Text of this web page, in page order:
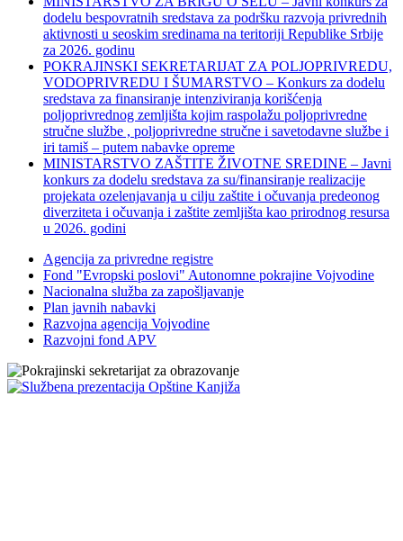
dodelu bespovratnih sredstava za podršku razvoja privrednih
aktivnosti u seoskim sredinama na teritoriji Republike Srbije
za 2026. godinu
POKRAJINSKI SEKRETARIJAT ZA POLJOPRIVREDU,
VODOPRIVREDU I ŠUMARSTVO – Konkurs za dodelu
sredstava za finansiranje intenziviranja korišćenja
poljoprivrednog zemljišta kojim raspolažu poljoprivredne
stručne službe , poljoprivredne stručne i savetodavne službe i
iri tamiš ‒ putem nabavke opreme
MINISTARSTVO ZAŠTITE ŽIVOTNE SREDINE – Javni
konkurs za dodelu sredstava za su/finansiranje realizacije
projekata ozelenjavanja u cilju zaštite i očuvanja predeonog
diverziteta i očuvanja i zaštite zemljišta kao prirodnog resursa
u 2026. godini
Agencija za privredne registre
Fond "Evropski poslovi" Autonomne pokrajine Vojvodine
Nacionalna služba za zapošljavanje
Plan javnih nabavki
Razvojna agencija Vojvodine
Razvojni fond APV